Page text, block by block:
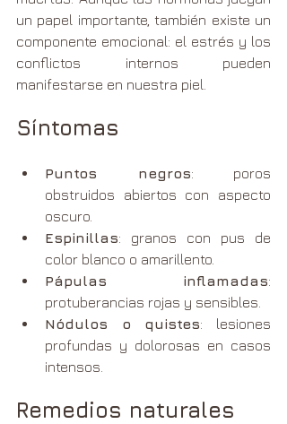
un papel importante, también existe un
componente emocional: el estrés y los
conflictos internos pueden
manifestarse en nuestra piel.
Síntomas
Puntos negros: poros
obstruidos abiertos con aspecto
oscuro.
Espinillas: granos con pus de
color blanco o amarillento.
Pápulas inflamadas:
protuberancias rojas y sensibles.
Nódulos o quistes: lesiones
profundas y dolorosas en casos
intensos.
Remedios naturales